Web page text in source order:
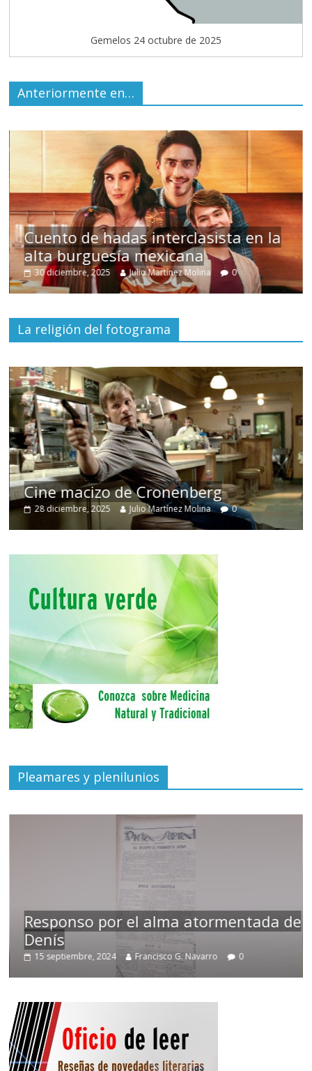
Gemelos 24 octubre de 2025
Anteriormente en…
Cuento de hadas interclasista en la
alta burguesía mexicana
30 diciembre, 2025 Julio Martínez Molina 0
La religión del fotograma
Cine macizo de Cronenberg
28 diciembre, 2025 Julio Martínez Molina 0
Pleamares y plenilunios
Responso por el alma atormentada de
Denís
15 septiembre, 2024 Francisco G. Navarro 0